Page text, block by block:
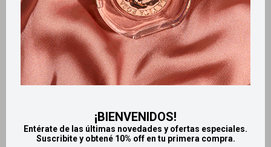
¡BIENVENIDOS!
Entérate de las últimas novedades y ofertas especiales.
Suscribite y obtené 10% off en tu primera compra.